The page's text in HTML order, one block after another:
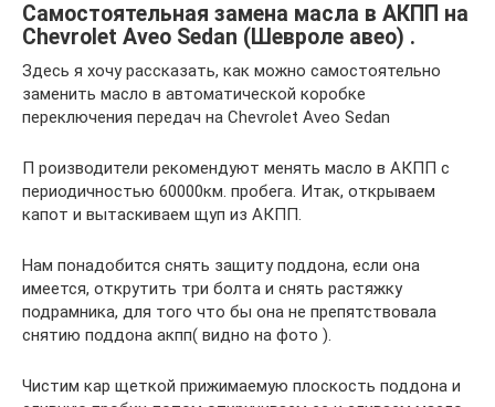
Самостоятельная замена масла в АКПП на
Chevrolet Aveo Sedan (Шевроле авео) .
Здесь я хочу рассказать, как можно самостоятельно
заменить масло в автоматической коробке
переключения передач на Chevrolet Aveo Sedan
П роизводители рекомендуют менять масло в АКПП с
периодичностью 60000км. пробега. Итак, открываем
капот и вытаскиваем щуп из АКПП.
Нам понадобится снять защиту поддона, если она
имеется, открутить три болта и снять растяжку
подрамника, для того что бы она не препятствовала
снятию поддона акпп( видно на фото ).
Чистим кар щеткой прижимаемую плоскость поддона и